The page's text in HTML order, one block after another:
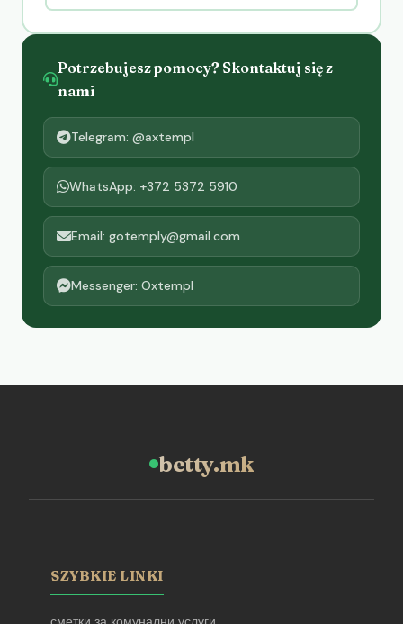
Potrzebujesz pomocy? Skontaktuj się z
nami
Telegram: @axtempl
WhatsApp: +372 5372 5910
Email: gotemply@gmail.com
Messenger: Oxtempl
betty.mk
SZYBKIE LINKI